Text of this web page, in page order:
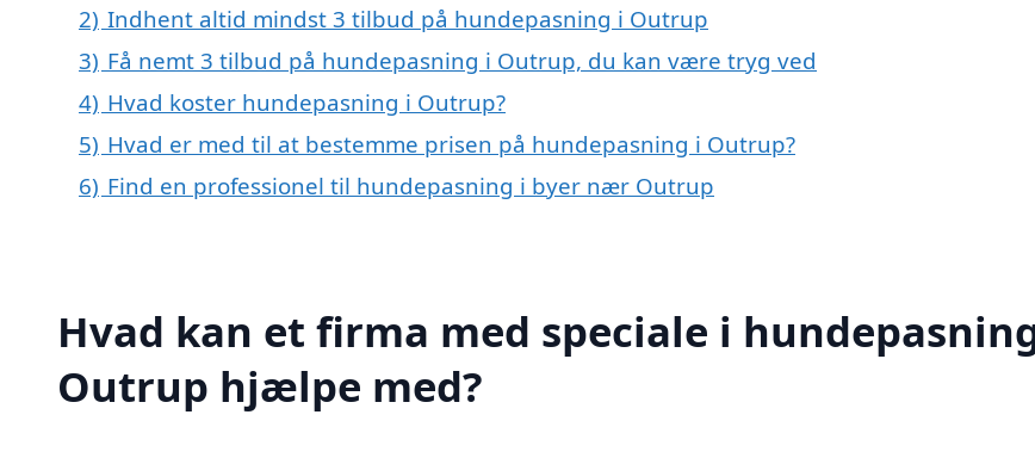
2) Indhent altid mindst 3 tilbud på hundepasning i Outrup
3) Få nemt 3 tilbud på hundepasning i Outrup, du kan være tryg ved
4) Hvad koster hundepasning i Outrup?
5) Hvad er med til at bestemme prisen på hundepasning i Outrup?
6) Find en professionel til hundepasning i byer nær Outrup
Hvad kan et firma med speciale i
Outrup hjælpe med?